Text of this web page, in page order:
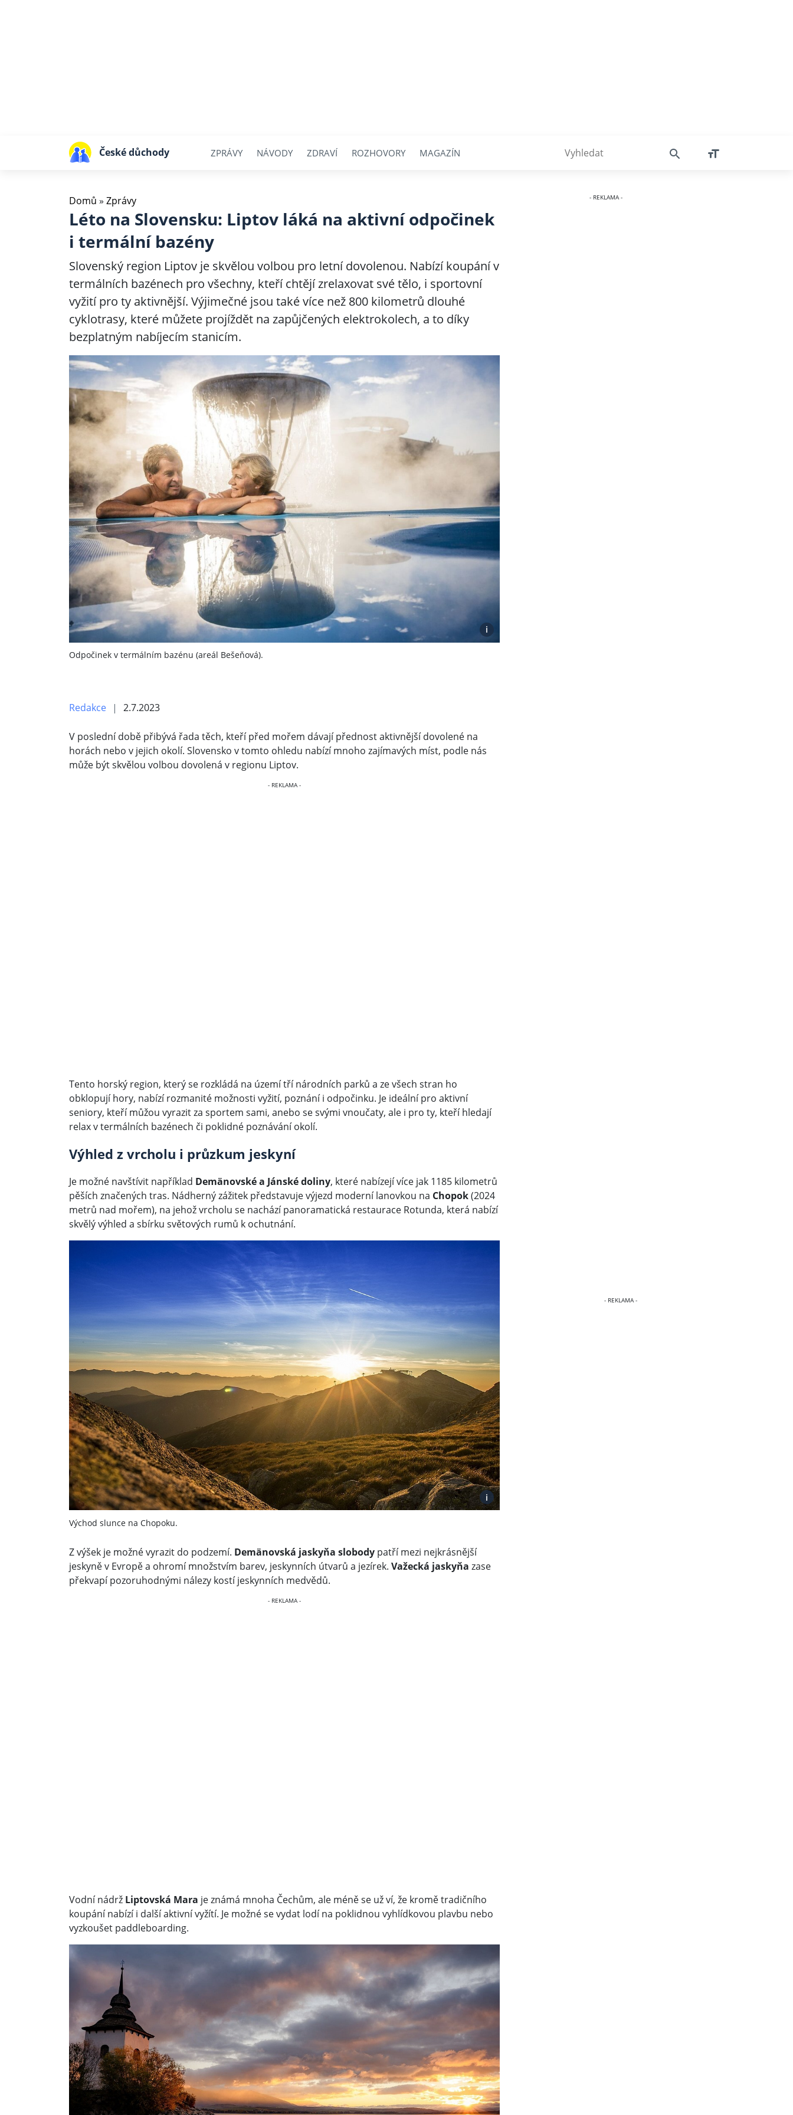
České důchody ZPRÁVY NÁVODY ZDRAVÍ ROZHOVORY MAGAZÍN
Domů » Zprávy
Léto na Slovensku: Liptov láká na aktivní odpočinek
i termální bazény
Slovenský region Liptov je skvělou volbou pro letní dovolenou. Nabízí koupání v
termálních bazénech pro všechny, kteří chtějí zrelaxovat své tělo, i sportovní
vyžití pro ty aktivnější. Výjimečné jsou také více než 800 kilometrů dlouhé
cyklotrasy, které můžete projíždět na zapůjčených elektrokolech, a to díky
bezplatným nabíjecím stanicím.
i
Odpočinek v termálním bazénu (areál Bešeňová).
Redakce 2.7.2023
V poslední době přibývá řada těch, kteří před mořem dávají přednost aktivnější dovolené na
horách nebo v jejich okolí. Slovensko v tomto ohledu nabízí mnoho zajímavých míst, podle nás
může být skvělou volbou dovolená v regionu Liptov.
Tento horský region, který se rozkládá na území tří národních parků a ze všech stran ho
obklopují hory, nabízí rozmanité možnosti vyžití, poznání i odpočinku. Je ideální pro aktivní
seniory, kteří můžou vyrazit za sportem sami, anebo se svými vnoučaty, ale i pro ty, kteří hledají
relax v termálních bazénech či poklidné poznávání okolí.
Výhled z vrcholu i průzkum jeskyní
Je možné navštívit například Demänovské a Jánské doliny, které nabízejí více jak 1185 kilometrů
pěších značených tras. Nádherný zážitek představuje výjezd moderní lanovkou na Chopok(2024
metrů nad mořem), na jehož vrcholu se nachází panoramatická restaurace Rotunda, která nabízí
skvělý výhled a sbírku světových rumů k ochutnání.
i
Východ slunce na Chopoku.
Z výšek je možné vyrazit do podzemí. Demänovská jaskyňa slobody patří mezi nejkrásnější
jeskyně v Evropě a ohromí množstvím barev, jeskynních útvarů a jezírek. Važecká jaskyňa zase
překvapí pozoruhodnými nálezy kostí jeskynních medvědů.
Vodní nádrž Liptovská Mara je známá mnoha Čechům, ale méně se už ví, že kromě tradičního
koupání nabízí i další aktivní vyžítí. Je možné se vydat lodí na poklidnou vyhlídkovou plavbu nebo
vyzkoušet paddleboarding.